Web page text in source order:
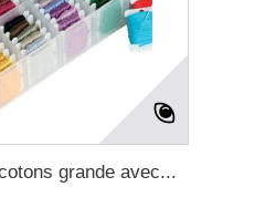
grande avec...